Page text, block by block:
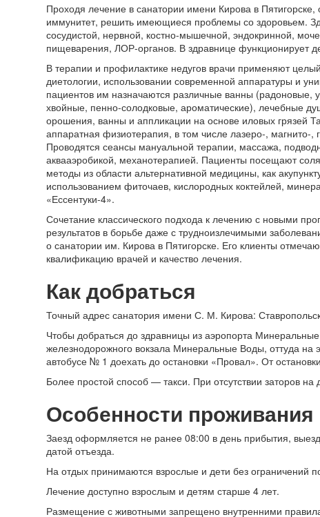
Проходя лечение в санатории имени Кирова в
иммунитет, решить имеющиеся проблемы со здоровьем.
сосудистой, нервной, костно-мышечной, эндокринной,
пищеварения, ЛОР-органов. В здравнице функционирует
В терапии и профилактике недугов врачи применяют
диетологии, использовании современной аппаратуры и
пациентов им назначаются различные ванны
хвойные, пенно-солодковые, ароматические), лечебные
орошения, ванны и аппликации на основе иловых грязей
аппаратная физиотерапия, в том числе лазеро-, магнито-,
Проводятся сеансы мануальной терапии, массажа,
аквааэробикой, механотерапией. Пациенты посещают
методы из области альтернативной медицины, как
использованием фиточаев, кислородных коктейлей,
«Ессентуки-4».
Сочетание классического подхода к лечению с новыми
результатов в борьбе даже с трудноизлечимыми
о санатории им. Кирова в Пятигорске. Его клиенты
квалификацию врачей и качество лечения.
Как добраться
Точный адрес санатория имени С. М. Кирова:
Чтобы добраться до здравницы из аэропорта
железнодорожного вокзала Минеральные Воды, оттуда на
автобусе № 1 доехать до остановки «Провал». От
Более простой способ — такси. При отсутствии заторов
Особенности проживания
Заезд оформляется не ранее 08:00 в день прибытия,
датой отъезда.
На отдых принимаются взрослые и дети без ограничений
Лечение доступно взрослым и детям старше 4 лет.
Размещение с животными запрещено внутренними